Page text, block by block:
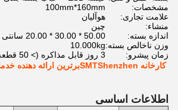
مشخصات:
100mm*160mm
علامت تجاری:
هوآلیان
منشاء:
چین
اندازه بسته:
50.00 * 30.00 * 20.00 سانتی متر
وزن ناخالص بسته:10.000kg
زمان پیشرو:
3 روز قابل مذاکره (> 50 قطعه)
اطلاعات اساسی